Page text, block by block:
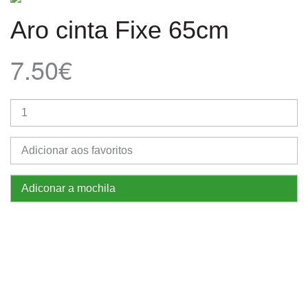
Aro cinta Fixe 65cm
7.50€
Adicionar aos favoritos
Adiconar a mochila